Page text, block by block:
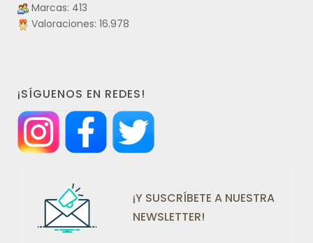
Marcas: 413
Valoraciones: 16.978
¡SÍGUENOS EN REDES!
¡Y SUSCRÍBETE A NUESTRA
NEWSLETTER!